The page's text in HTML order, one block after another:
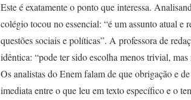
Este é exatamente o ponto que interessa.
colégio tocou no essencial: “é um assunto atual
questões sociais e políticas”. A professora de
idêntica: “pode ter sido escolha menos trivial, mas
Os analistas do Enem falam de que obrigação e
imediata entre o que leu em texto específico e o